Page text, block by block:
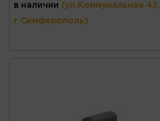
в наличии (ул.Коммунальная 43,
г.Симферополь)